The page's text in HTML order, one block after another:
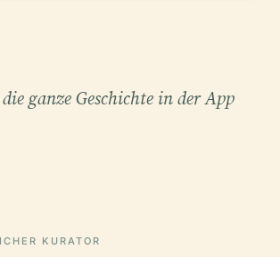
ganze Geschichte in der App
KURATOR